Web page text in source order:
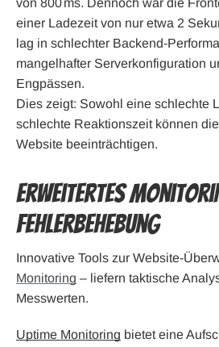
von 800 ms. Dennoch war die
einer Ladezeit von nur etwa 2
lag in schlechter Backend-
mangelhafter Serverkonfiguration
Engpässen.
Dies zeigt: Sowohl eine schlechte
schlechte Reaktionszeit können
Website beeinträchtigen.
Erweitertes
Fehlerbehebung
Innovative Tools zur Website-
Monitoring – liefern taktische
Messwerten.
Uptime Monitoring bietet eine